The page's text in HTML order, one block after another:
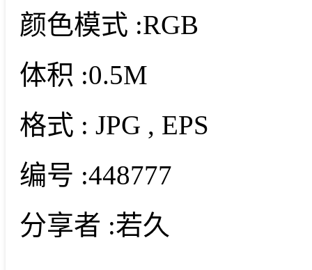
颜色模式 :RGB
体积 :0.5M
格式 : JPG , EPS
编号 :448777
分享者 :若久